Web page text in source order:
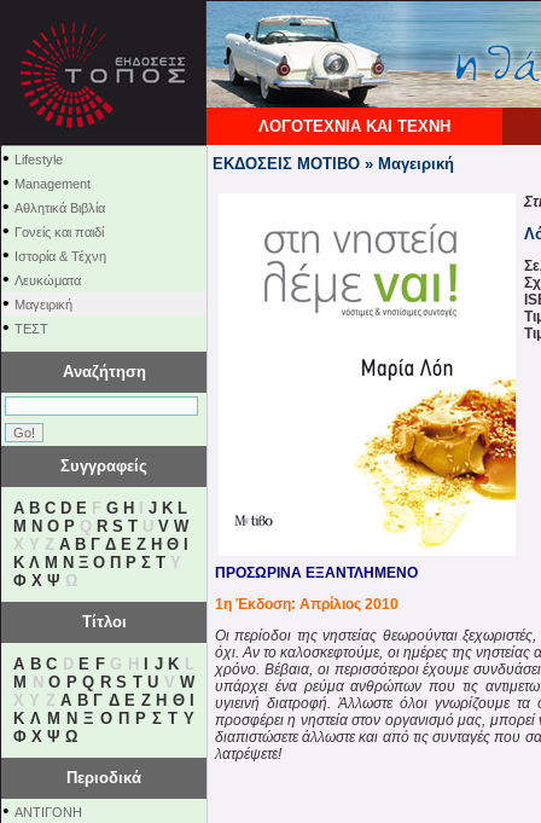
ΛΟΓΟΤΕΧΝΙΑ ΚΑΙ ΤΕΧΝΗ
• Lifestyle
• Management
• Αθλητικά Βιβλία
• Γονείς και παιδί
• Ιστορία & Τέχνη
• Λευκώματα
• Μαγειρική
• ΤΕΣΤ
Αναζήτηση
Συγγραφείς
A B C D E F G H J K L
M N O P Q R S T U V W
X Y Z Α Β Γ Δ Ε Ζ Η Θ
Κ Λ Μ Ν Ξ Ο Π Ρ Σ Τ Υ
Φ Χ Ψ Ω
Τίτλοι
A B C D E FG H J K L
M
N O P Q R S T U V W
X Y ZΑ Β Γ Δ Ε Ζ Η Θ
Κ Λ Μ Ν Ξ Ο Π Ρ Σ Τ Υ
Φ Χ Ψ Ω
Περιοδικά
• ΑΝΤΙΓΟΝΗ
ΕΚΔΟΣΕΙΣ ΜΟΤΙΒΟ » Μαγειρική
ΠΡΟΣΩΡΙΝΑ ΕΞΑΝΤΛΗΜΕΝΟ
1η Έκδοση: Απρίλιος 2010
Οι περίοδοι της νηστείας θεωρούνται
όχι. Αν το καλοσκεφτούμε, οι ημέρες της
χρόνο. Βέβαια, οι περισσότεροι έχουμε
υπάρχει ένα ρεύμα ανθρώπων που τις
υγιεινή διατροφή. Άλλωστε όλοι γνωρίζουμε
προσφέρει η νηστεία στον οργανισμό μας, μπορεί
διαπιστώσετε άλλωστε και από τις συνταγές που
λατρέψετε!